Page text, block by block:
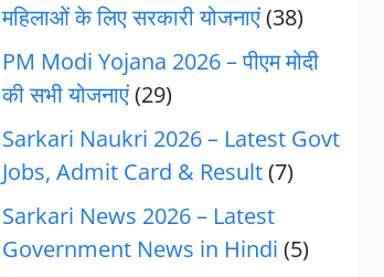
महिलाओं के लिए सरकारी योजनाएं(38)
PM Modi Yojana 2026 – पीएम मोदी
की सभी योजनाएं(29)
Sarkari Naukri 2026 – Latest Govt
Jobs, Admit Card & Result(7)
Sarkari News 2026 – Latest
Government News in Hindi (5)